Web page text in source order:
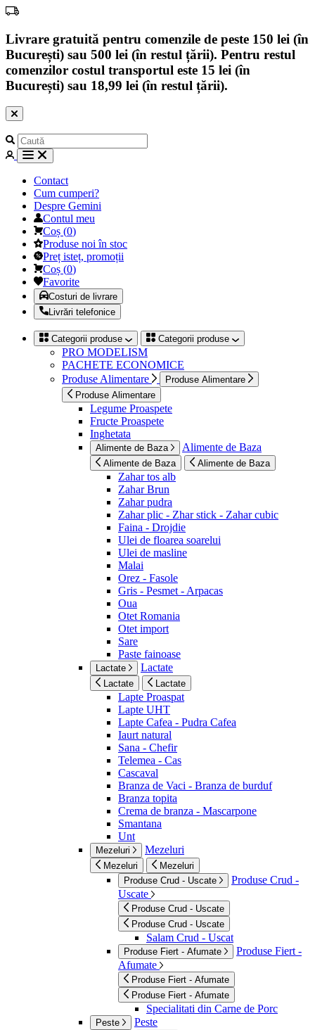
Livrare gratuită pentru comenzile de peste 150 lei (în
București) sau 500 lei (în restul țării). Pentru restul
comenzilor costul transportul este 15 lei (în
București) sau 18,99 lei (în restul țării).
Contact
Cum cumperi?
Despre Gemini
Contul meu
Coș (0)
Produse noi în stoc
Preț isteț, promoții
Coș (0)
Favorite
Costuri de livrare
Livrări telefonice
Categorii produse Categorii produse
PRO MODELISM
PACHETE ECONOMICE
Produse Alimentare
Produse Alimentare
Produse Alimentare
Legume Proaspete
Fructe Proaspete
Inghetata
Alimente de Baza Alimente de Baza
Alimente de Baza Alimente de Baza
Zahar tos alb
Zahar Brun
Zahar pudra
Zahar plic - Zhar stick - Zahar cubic
Faina - Drojdie
Ulei de floarea soarelui
Ulei de masline
Malai
Orez - Fasole
Gris - Pesmet - Arpacas
Oua
Otet Romania
Otet import
Sare
Paste fainoase
Lactate Lactate
Lactate Lactate
Lapte Proaspat
Lapte UHT
Lapte Cafea - Pudra Cafea
Iaurt natural
Sana - Chefir
Telemea - Cas
Cascaval
Branza de Vaci - Branza de burduf
Branza topita
Crema de branza - Mascarpone
Smantana
Unt
Mezeluri Mezeluri
Mezeluri
Mezeluri
Produse Crud - Uscate
Produse Crud -
Uscate
Produse Crud - Uscate
Produse Crud - Uscate
Salam Crud - Uscat
Produse Fiert - Afumate
Produse Fiert -
Afumate
Produse Fiert - Afumate
Produse Fiert - Afumate
Specialitati din Carne de Porc
Peste Peste